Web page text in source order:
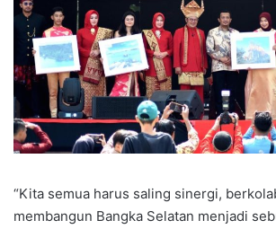
“Kita semua harus saling sinergi,
membangun Bangka Selatan menjadi